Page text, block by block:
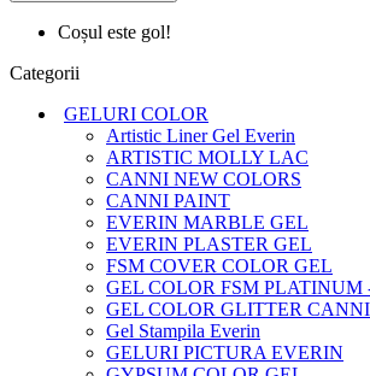
Coșul este gol!
Categorii
GELURI COLOR
Artistic Liner Gel Everin
ARTISTIC MOLLY LAC
CANNI NEW COLORS
CANNI PAINT
EVERIN MARBLE GEL
EVERIN PLASTER GEL
FSM COVER COLOR GEL
GEL COLOR FSM PLATINUM
GEL COLOR GLITTER CANNI
Gel Stampila Everin
GELURI PICTURA EVERIN